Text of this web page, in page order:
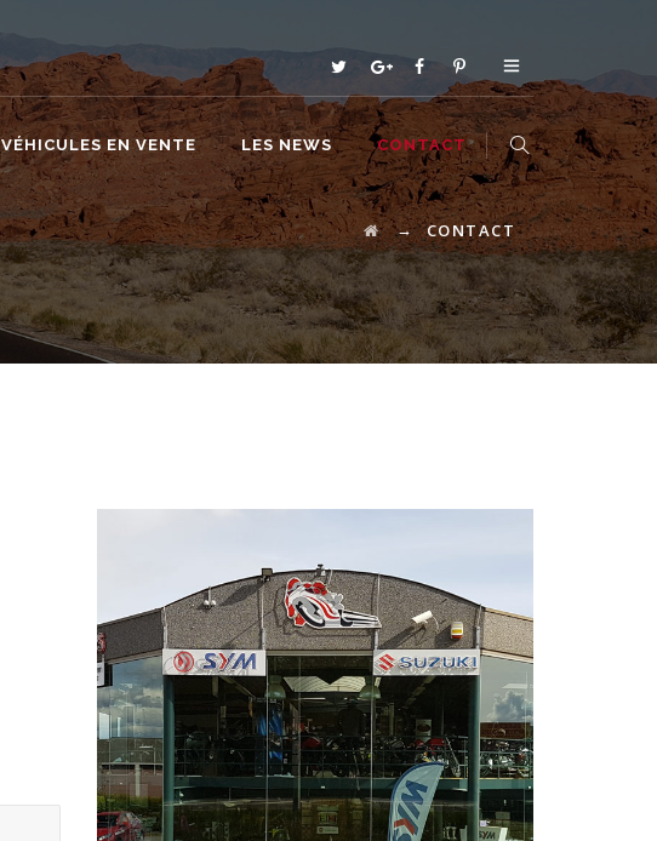
VÉHICULES EN VENTE LES NEWS CONTACT
→CONTACT